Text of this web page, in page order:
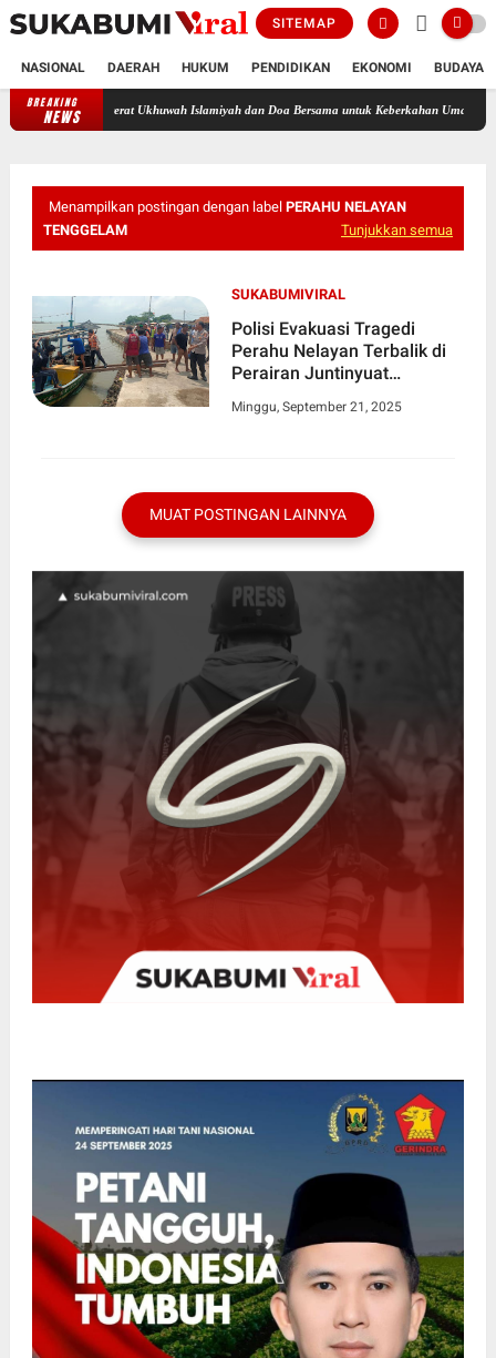
SITEMAP
NASIONAL DAERAH HUKUM PENDIDIKAN EKONOMI BUDAYA
BREAKING
NEWS Gebyar Tawasul Akbar POSKAB Sapu Jagat Cicurug, Pererat
Menampilkan postingan dengan label PERAHU NELAYAN
TENGGELAM
Tunjukkan semua
SUKABUMIVIRAL
Polisi Evakuasi Tragedi
Perahu Nelayan Terbalik di
Perairan Juntinyuat
Minggu, September 21, 2025
MUAT POSTINGAN LAINNYA